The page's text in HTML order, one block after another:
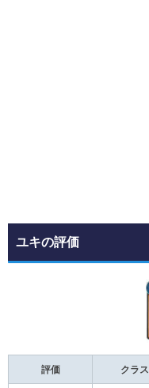
ユキの評価
評価 クラス